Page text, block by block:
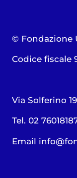
© Fondazione
Codice fiscale
Via Solferino
Tel. 02
Email